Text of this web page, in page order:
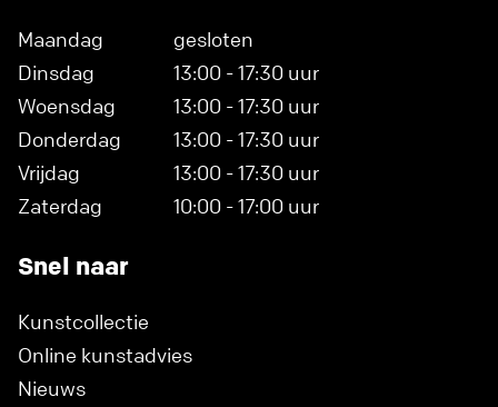
Maandag
gesloten
Dinsdag
13:00 - 17:30 uur
Woensdag
13:00 - 17:30 uur
Donderdag
13:00 - 17:30 uur
Vrijdag
13:00 - 17:30 uur
Zaterdag
10:00 - 17:00 uur
Snel naar
Kunstcollectie
Online kunstadvies
Nieuws